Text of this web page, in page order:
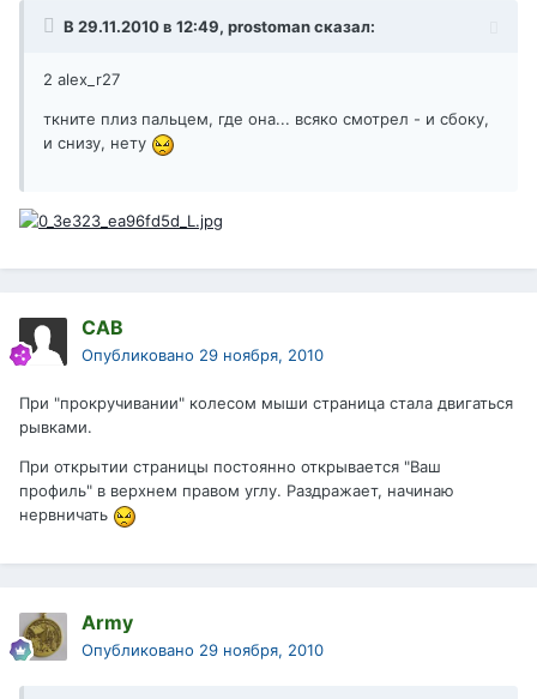
В 29.11.2010 в 12:49, prostoman сказал:
2 alex_r27
ткните плиз пальцем, где она... всяко смотрел - и сбоку,
и снизу, нету
САВ
Опубликовано 29 ноября, 2010
При "прокручивании" колесом мыши страница стала двигаться
рывками.
При открытии страницы постоянно открывается "Ваш
профиль" в верхнем правом углу. Раздражает, начинаю
нервничать
Army
Опубликовано 29 ноября, 2010